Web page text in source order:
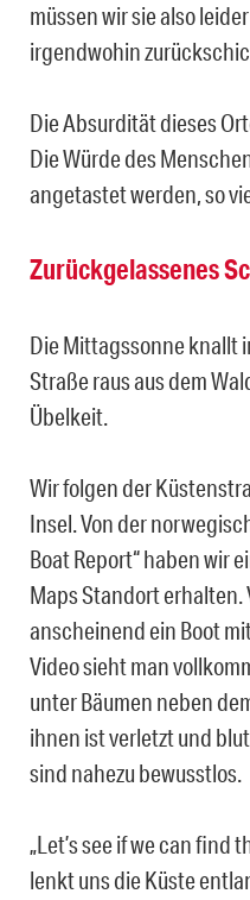
müssen wir sie also
irgendwohin
Die Absurdität dieses
Die Würde des
angetastet werden, so
Zurückgelassenes
Die Mittagssonne knallt
Straße raus aus dem
Übelkeit.
Wir folgen der
Insel. Von der
Boat Report“ haben wir
Maps Standort erhalten.
anscheinend ein Boot
Video sieht man
unter Bäumen neben
ihnen ist verletzt und
sind nahezu bewusstlos.
„Let’s see if we can find
lenkt uns die Küste